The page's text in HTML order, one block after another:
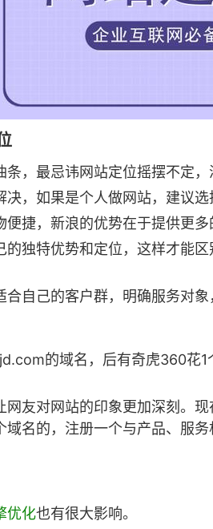
，最忌讳网站定位摇摆不定，
，如果是个人做网站，建议
捷，新浪的优势在于提供更
的独特优势和定位，这样才能
自己的客户群，明确服务对象
的域名，后有奇虎360花
网友对网站的印象更加深刻。
名的，注册一个与产品、服
优化也有很大影响。